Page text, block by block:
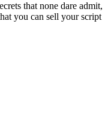
that none dare admit,
you can sell your script